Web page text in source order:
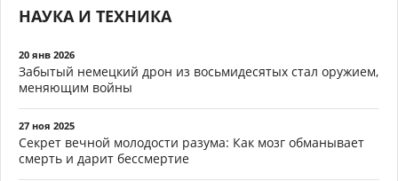
НАУКА И ТЕХНИКА
20 янв 2026
Забытый немецкий дрон из восьмидесятых стал оружием,
меняющим войны
27 ноя 2025
Секрет вечной молодости разума: Как мозг обманывает
смерть и дарит бессмертие